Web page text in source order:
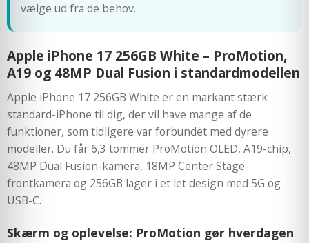
vælge ud fra de behov.
Apple iPhone 17 256GB White – ProMotion,
A19 og 48MP Dual Fusion i standardmodellen
Apple iPhone 17 256GB White er en markant stærk
standard-iPhone til dig, der vil have mange af de
funktioner, som tidligere var forbundet med dyrere
modeller. Du får 6,3 tommer ProMotion OLED, A19-chip,
48MP Dual Fusion-kamera, 18MP Center Stage-
frontkamera og 256GB lager i et let design med 5G og
USB-C.
Skærm og oplevelse: ProMotion gør hverdagen